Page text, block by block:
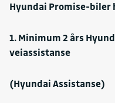
Hovedskjerm:
Medieinnganger:
Ventilerte seter
GPS
Hyundai Promise-biler
1. Minimum 2 års
veiassistanse
(Hyundai Assistanse)